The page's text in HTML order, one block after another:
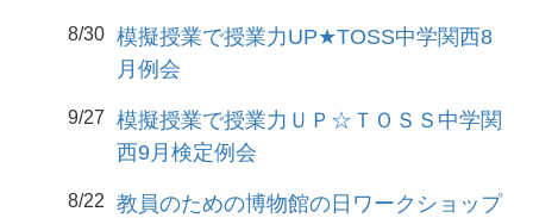
8/30 模擬授業で授業力UP★TOSS中学関西8
月例会
9/27
模擬授業で授業力ＵＰ☆ＴＯＳＳ中学関
西9月検定例会
8/22
教員のための博物館の日ワークショップ